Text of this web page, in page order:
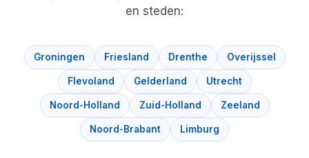
en steden:
Groningen Friesland Drenthe Overijssel
Flevoland Gelderland Utrecht
Noord-Holland Zuid-Holland Zeeland
Noord-Brabant Limburg